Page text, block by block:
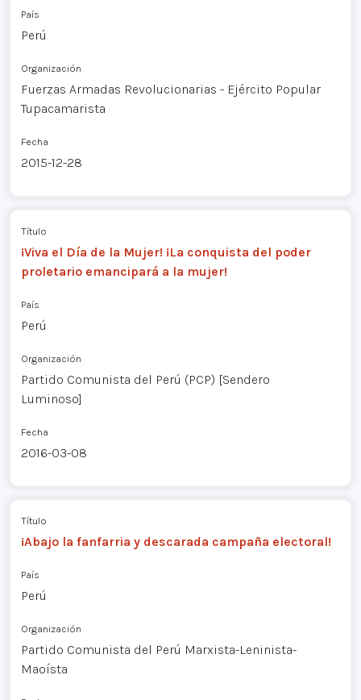
País
Perú
Organización
Fuerzas Armadas Revolucionarias - Ejército Popular
Tupacamarista
Fecha
2015-12-28
Título
¡Viva el Día de la Mujer! ¡La conquista del poder
proletario emancipará a la mujer!
País
Perú
Organización
Partido Comunista del Perú (PCP) [Sendero
Luminoso]
Fecha
2016-03-08
Título
¡Abajo la fanfarria y descarada campaña electoral!
País
Perú
Organización
Partido Comunista del Perú Marxista-Leninista-
Maoísta